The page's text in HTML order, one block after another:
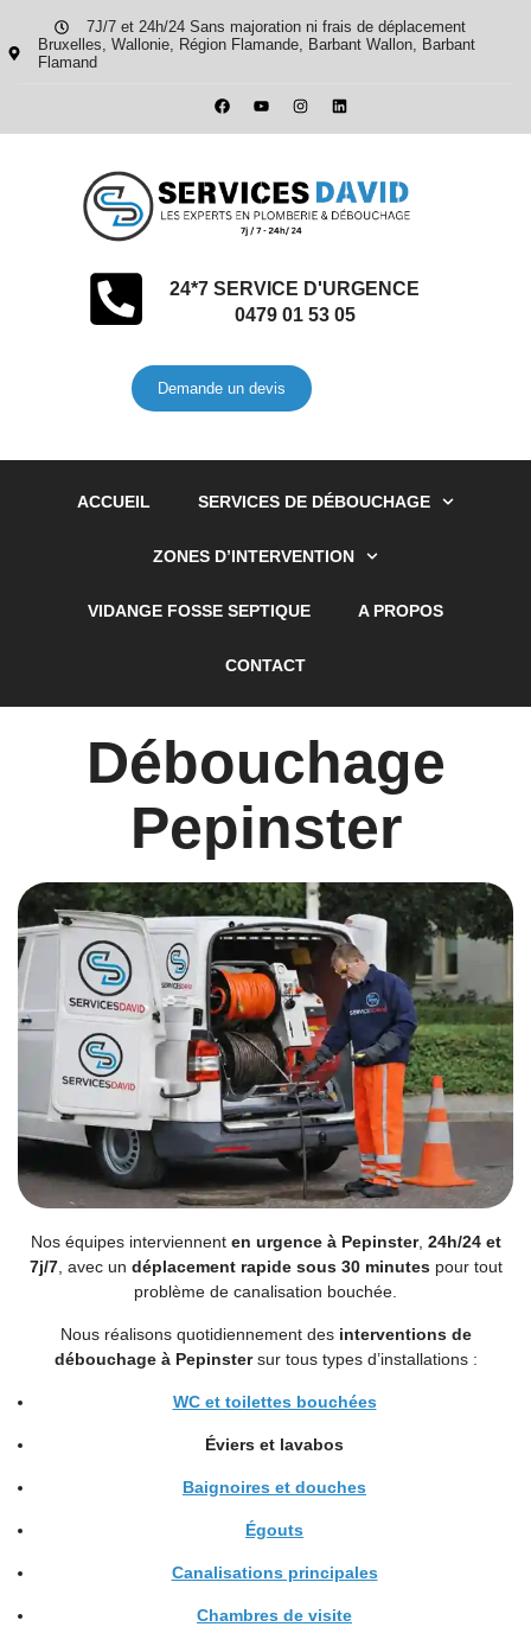
7J/7 et 24h/24 Sans majoration ni frais de déplacement
Bruxelles, Wallonie, Région Flamande, Barbant Wallon, Barbant
Flamand
24*7 SERVICE D'URGENCE
0479 01 53 05
Demande un devis
ACCUEIL SERVICES DE DÉBOUCHAGE
ZONES D’INTERVENTION
VIDANGE FOSSE SEPTIQUE A PROPOS
CONTACT
Débouchage
Pepinster
Nos équipes interviennent en urgence à Pepinster, 24h/24 et
7j/7, avec un déplacement rapide sous 30 minutespour tout
problème de canalisation bouchée.
Nous réalisons quotidiennement des interventions de
débouchage à Pepinstersur tous types d’installations :
WC et toilettes bouchées
Éviers et lavabos
Baignoires et douches
Égouts
Canalisations principales
Chambres de visite